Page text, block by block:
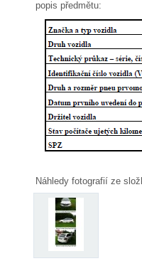
popis předmětu:
Náhledy fotografií ze